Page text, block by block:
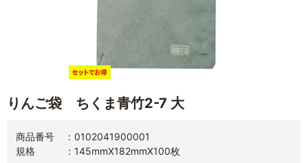
りんご袋 ちくま青竹2-7 大
商品番号
0102041900001
規格
145mmX182mmX100枚